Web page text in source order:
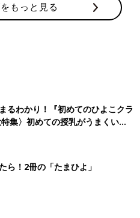
もっと見る
るわかり！『初めてのひよこクラ
集〉初めての授乳がうまくい
クの基本と夏のトラブル 解決テ
ら！2冊の「たまひよ」